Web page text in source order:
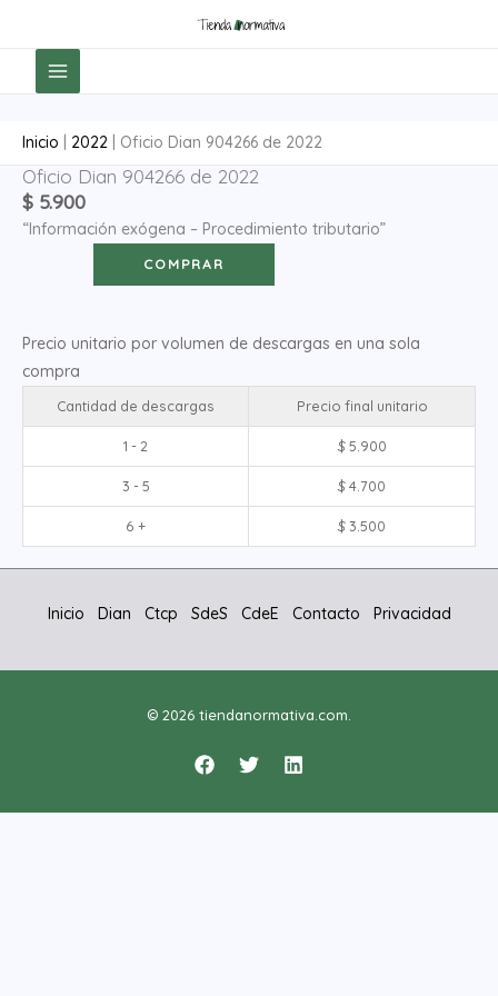
contenido
Inicio 2022 Oficio Dian 904266 de 2022
Oficio Dian 904266 de 2022
$ 5.900
“Información exógena – Procedimiento tributario”
Oficio
Dian
904266
COMPRAR
Precio unitario por volumen de descargas en una sola
compra
Cantidad de descargas Precio final unitario
1 - 2 $5.900
3 - 5 $4.700
6 + $3.500
Inicio Dian Ctcp SdeS CdeE Contacto Privacidad
© 2026 tiendanormativa.com.